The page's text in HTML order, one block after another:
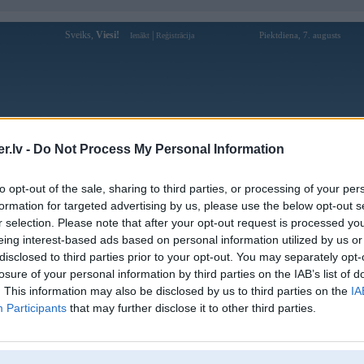
- Do Not Process My Personal Information
opt-out of the sale, sharing to third parties, or processing of your
for targeted advertising by us, please use the below opt-out
selection. Please note that after your opt-out request is processed
interest-based ads based on personal information utilized by us
to third parties prior to your opt-out. You may separately
of your personal information by third parties on the IAB’s list of
This information may also be disclosed by us to third parties on the
Participants that may further disclose it to other third parties.
Sveiks, Viesi! Ienākt Reģistrācija Piektdiena, 7. augusts
Forums Galerijas Reģistrācija Lietotāji
Lietotāja strikis profils
Pēdējo reizi manīts: 09. Feb 2014, 21:27
Lietotājvārds:
strikis
Pilsēta:
Rīga
Braucu ar:
E-30 2.5 nemotoru un sturi
bardacoka,tukshu baaku...
Nodarbošanās:
cepju,vaaru,smoreeju...